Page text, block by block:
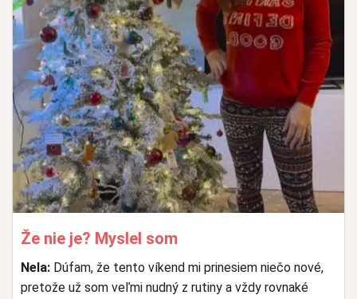
Že nie je? Myslel som
Nela: Dúfam, že tento víkend mi prinesiem niečo nové,
pretože už som veľmi nudný z rutiny a vždy rovnaké